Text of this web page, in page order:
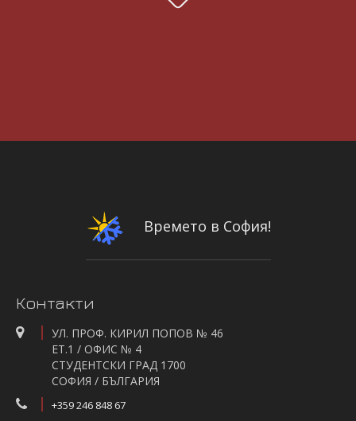
Времето в София!
Контакти
УЛ. ПРОФ. КИРИЛ ПОПОВ № 46
ЕТ.1 / ОФИС № 4
СТУДЕНТСКИ ГРАД 1700
СОФИЯ / БЪЛГАРИЯ
+359 246 848 67